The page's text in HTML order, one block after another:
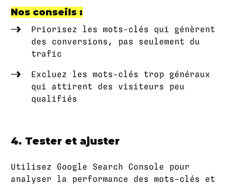
Nos conseils :
Priorisez les mots-clés qui génèrent
des conversions, pas seulement du
trafic
Excluez les mots-clés trop généraux
qui attirent des visiteurs peu
qualifiés
4. Tester et ajuster
Utilisez Google Search Console pour
analyser la performance des mots-clés et